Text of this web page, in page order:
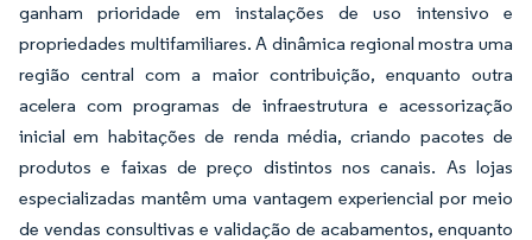
ganham prioridade em instalações de uso intensivo e
propriedades multifamiliares. A dinâmica regional mostra uma
região central com a maior contribuição, enquanto outra
acelera com programas de infraestrutura e acessorização
inicial em habitações de renda média, criando pacotes de
produtos e faixas de preço distintos nos canais. As lojas
especializadas mantêm uma vantagem experiencial por meio
de vendas consultivas e validação de acabamentos, enquanto